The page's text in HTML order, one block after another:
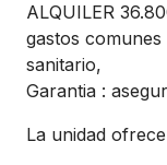
ALQUILER
gastos
sanitario,
Garantia :
La unidad